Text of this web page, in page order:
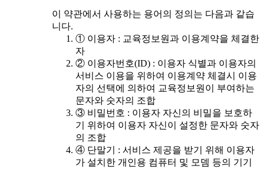
이 약관에서 사용하는 용어의 정의는 다음과 같습
니다.
① 이용자 : 교육정보원과 이용계약을 체결한
자
② 이용자번호(ID) : 이용자 식별과 이용자의
서비스 이용을 위하여 이용계약 체결시 이용
자의 선택에 의하여 교육정보원이 부여하는
문자와 숫자의 조합
③ 비밀번호 : 이용자 자신의 비밀을 보호하
기 위하여 이용자 자신이 설정한 문자와 숫자
의 조합
④ 단말기 : 서비스 제공을 받기 위해 이용자
가 설치한 개인용 컴퓨터 및 모뎀 등의 기기